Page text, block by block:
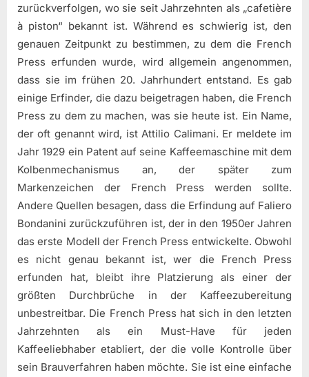
zurückverfolgen, wo sie seit Jahrzehnten als „cafetière
à piston“ bekannt ist. Während es schwierig ist, den
genauen Zeitpunkt zu bestimmen, zu dem die French
Press erfunden wurde, wird allgemein angenommen,
dass sie im frühen 20. Jahrhundert entstand. Es gab
einige Erfinder, die dazu beigetragen haben, die French
Press zu dem zu machen, was sie heute ist. Ein Name,
der oft genannt wird, ist Attilio Calimani. Er meldete im
Jahr 1929 ein Patent auf seine Kaffeemaschine mit dem
Kolbenmechanismus an, der später zum
Markenzeichen der French Press werden sollte.
Andere Quellen besagen, dass die Erfindung auf Faliero
Bondanini zurückzuführen ist, der in den 1950er Jahren
das erste Modell der French Press entwickelte. Obwohl
es nicht genau bekannt ist, wer die French Press
erfunden hat, bleibt ihre Platzierung als einer der
größten Durchbrüche in der Kaffeezubereitung
unbestreitbar. Die French Press hat sich in den letzten
Jahrzehnten als ein Must-Have für jeden
Kaffeeliebhaber etabliert, der die volle Kontrolle über
sein Brauverfahren haben möchte. Sie ist eine einfache